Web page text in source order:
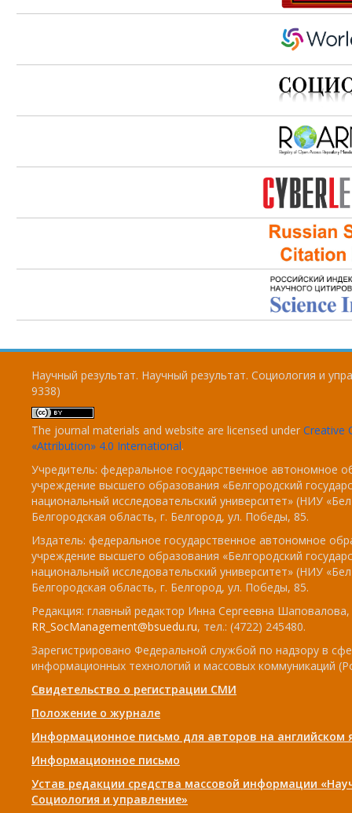
Научный результат. Научный результат. Социология и
9338)
The journal materials and website are licensed under Creative
«Attribution» 4.0 International.
Учредитель: федеральное государственное автономное
учреждение высшего образования «Белгородский
национальный исследовательский университет» (НИУ
Белгородская область, г. Белгород, ул. Победы, 85.
Издатель: федеральное государственное автономное
учреждение высшего образования «Белгородский
национальный исследовательский университет» (НИУ
Белгородская область, г. Белгород, ул. Победы, 85.
Редакция: главный редактор Инна Сергеевна
RR_SocManagement@bsuedu.ru, тел.: (4722) 245480.
Зарегистрировано Федеральной службой по надзору в
информационных технологий и массовых коммуникаций
Свидетельство о регистрации СМИ
Положение о журнале
Информационное письмо для авторов на английском
Информационное письмо
Устав редакции средства массовой информации
Социология и управление»